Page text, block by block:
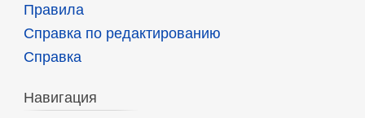
Правила
Справка по редактированию
Справка
Навигация